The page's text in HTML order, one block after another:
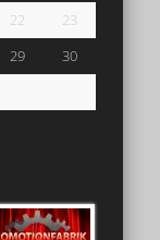
22
23
29
30